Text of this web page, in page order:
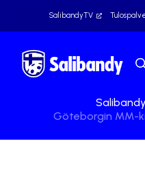
SalibandyTV
Göteborgin MM-